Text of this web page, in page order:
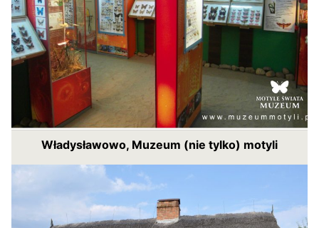
Władysławowo, Muzeum (nie tylko) motyli